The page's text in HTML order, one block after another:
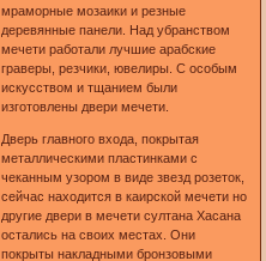
мраморные мозаики и резные
деревянные панели. Над убранством
мечети работали лучшие арабские
граверы, резчики, ювелиры. С особым
искусством и тщанием были
изготовлены двери мечети.
Дверь главного входа, покрытая
металлическими пластинками с
чеканным узором в виде звезд розеток,
сейчас находится в каирской мечети но
другие двери в мечети султана Хасана
остались на своих местах. Они
покрыты накладными бронзовыми